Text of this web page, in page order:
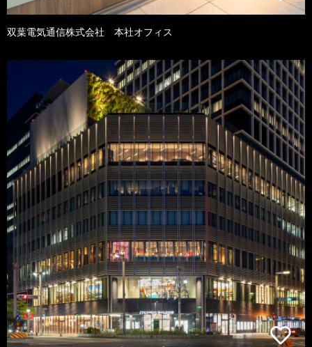
双葉電気通信株式会社 本社オフィス